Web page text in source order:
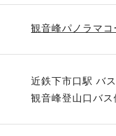
観音峰パノラマコ
近鉄下市口駅 バ
観音峰登山口バ